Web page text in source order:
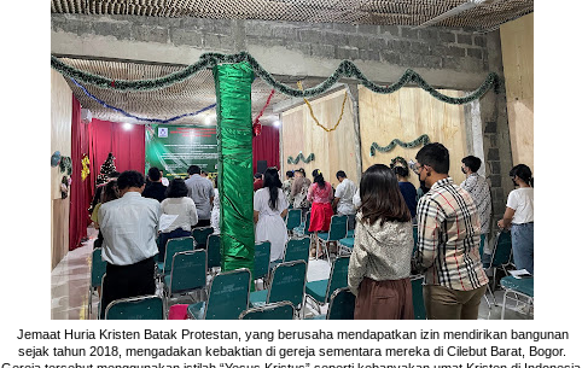
Jemaat Huria Kristen Batak Protestan, yang berusaha mendapatkan izin mendirikan bangunan
sejak tahun 2018, mengadakan kebaktian di gereja sementara mereka di Cilebut Barat, Bogor.